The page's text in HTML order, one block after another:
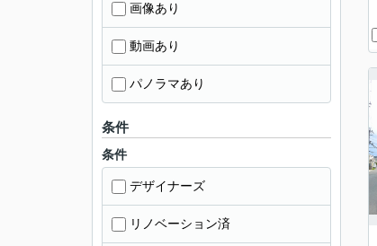
画像あり
動画あり
パノラマあり
条件
条件
デザイナーズ
リノベーション済